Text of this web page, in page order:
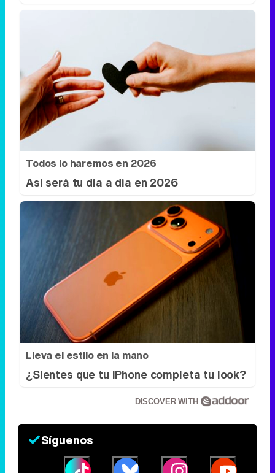
Todos lo haremos en 2026
Así será tu día a día en 2026
Lleva el estilo en la mano
¿Sientes que tu iPhone completa tu look?
DISCOVER WITH
Síguenos